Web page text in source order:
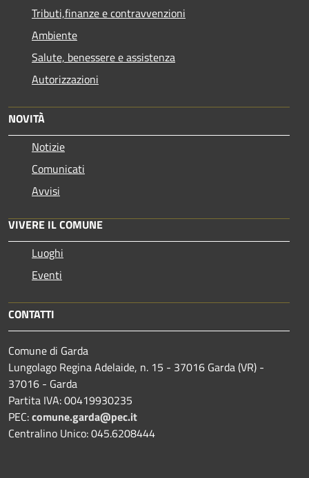
Tributi,finanze e contravvenzioni
Ambiente
Salute, benessere e assistenza
Autorizzazioni
NOVITÀ
Notizie
Comunicati
Avvisi
VIVERE IL COMUNE
Luoghi
Eventi
CONTATTI
Comune di Garda
Lungolago Regina Adelaide, n. 15 - 37016 Garda (VR) -
37016 - Garda
Partita IVA: 00419930235
PEC:comune.garda@pec.it
Centralino Unico: 045.6208444